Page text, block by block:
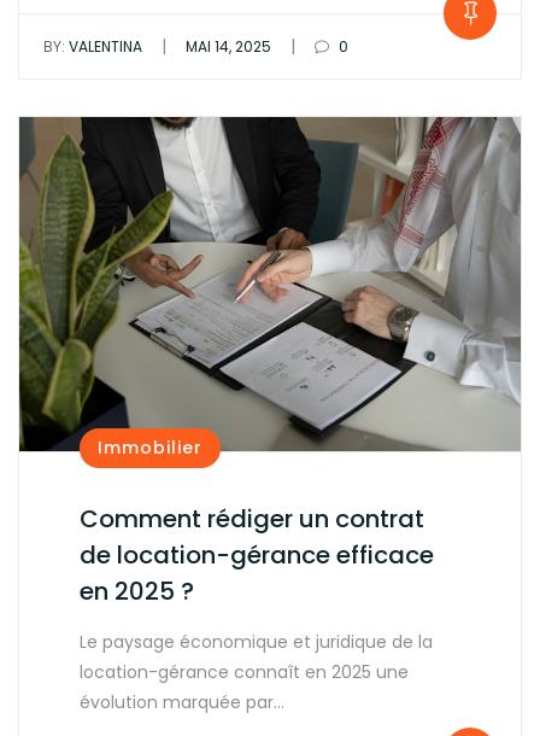
BY: VALENTINA | MAI 14, 2025 | 0
Immobilier
Comment rédiger un contrat
de location-gérance efficace
en 2025 ?
Le paysage économique et juridique de la
location-gérance connaît en 2025 une
évolution marquée par…